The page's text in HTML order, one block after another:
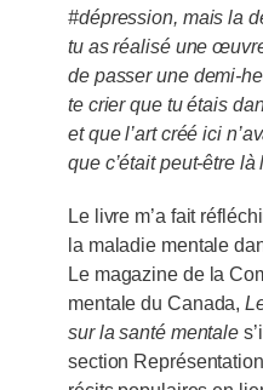
#dépression, mais la
tu as réalisé une
de passer une demi-
te crier que tu étais
et que l’art créé ici
que c’était peut-
Le livre m’a fait
la maladie mentale
Le magazine de la
mentale du Canada,
sur la santé mentale
section